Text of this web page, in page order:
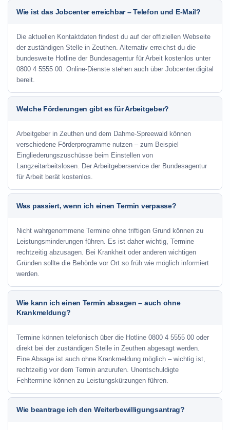
Wie ist das Jobcenter erreichbar – Telefon und E-Mail?
Die aktuellen Kontaktdaten findest du auf der offiziellen Webseite
der zuständigen Stelle in Zeuthen. Alternativ erreichst du die
bundesweite Hotline der Bundesagentur für Arbeit kostenlos unter
0800 4 5555 00. Online-Dienste stehen auch über Jobcenter.digital
bereit.
Welche Förderungen gibt es für Arbeitgeber?
Arbeitgeber in Zeuthen und dem Dahme-Spreewald können
verschiedene Förderprogramme nutzen – zum Beispiel
Eingliederungszuschüsse beim Einstellen von
Langzeitarbeitslosen. Der Arbeitgeberservice der Bundesagentur
für Arbeit berät kostenlos.
Was passiert, wenn ich einen Termin verpasse?
Nicht wahrgenommene Termine ohne triftigen Grund können zu
Leistungsminderungen führen. Es ist daher wichtig, Termine
rechtzeitig abzusagen. Bei Krankheit oder anderen wichtigen
Gründen sollte die Behörde vor Ort so früh wie möglich informiert
werden.
Wie kann ich einen Termin absagen – auch ohne
Krankmeldung?
Termine können telefonisch über die Hotline 0800 4 5555 00 oder
direkt bei der zuständigen Stelle in Zeuthen abgesagt werden.
Eine Absage ist auch ohne Krankmeldung möglich – wichtig ist,
rechtzeitig vor dem Termin anzurufen. Unentschuldigte
Fehltermine können zu Leistungskürzungen führen.
Wie beantrage ich den Weiterbewilligungsantrag?